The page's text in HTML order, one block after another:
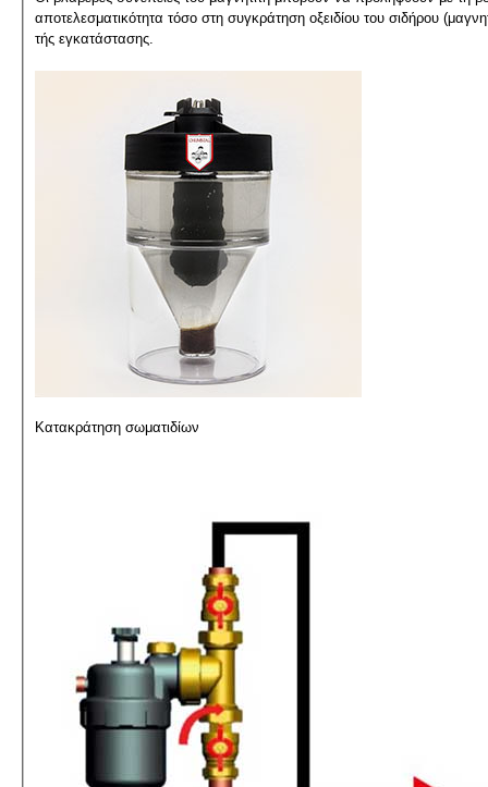
αποτελεσματικότητα τόσο στη συγκράτηση οξειδίου του σιδήρου
τής εγκατάστασης.
Κατακράτηση σωματιδίων